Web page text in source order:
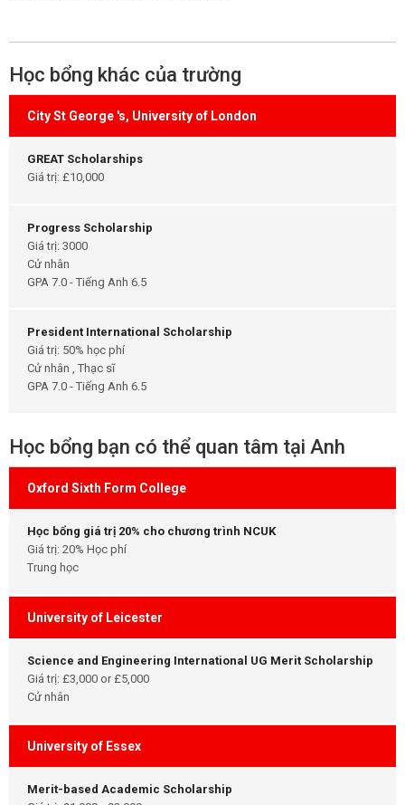
Học bổng khác của trường
City St George 's, University of London
GREAT Scholarships
Giá trị: £10,000
Progress Scholarship
Giá trị: 3000
Cử nhân
GPA 7.0 - Tiếng Anh 6.5
President International Scholarship
Giá trị: 50% học phí
Cử nhân , Thạc sĩ
GPA 7.0 - Tiếng Anh 6.5
Học bổng bạn có thể quan tâm tại Anh
Oxford Sixth Form College
Học bổng giá trị 20% cho chương trình NCUK
Giá trị: 20% Học phí
Trung học
University of Leicester
Science and Engineering International UG Merit Scholarship
Giá trị: £3,000 or £5,000
Cử nhân
University of Essex
Merit-based Academic Scholarship